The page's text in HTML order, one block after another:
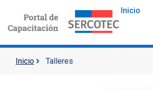
Inicio
Inicio Talleres